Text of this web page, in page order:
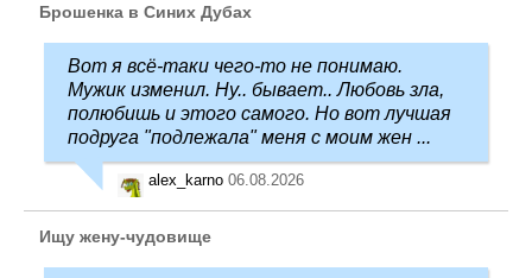
Брошенка в Синих Дубах
Вот я всё-таки чего-то не понимаю.
Мужик изменил. Ну.. бывает.. Любовь зла,
полюбишь и этого самого. Но вот лучшая
подруга "подлежала" меня с моим жен ...
alex_karno 06.08.2026
Ищу жену-чудовище